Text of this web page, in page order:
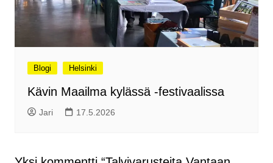
Blogi Helsinki
Kävin Maailma kylässä -festivaalissa
Jari 17.5.2026